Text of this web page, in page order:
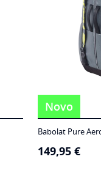
Novo
Babolat Pure
149,95 €